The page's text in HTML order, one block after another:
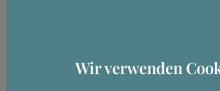
Wir verwenden